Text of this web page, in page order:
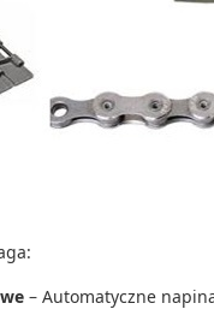
– Automatyczne